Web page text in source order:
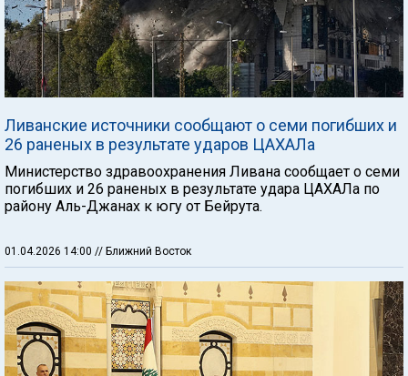
Ливанские источники сообщают о семи погибших и
26 раненых в результате ударов ЦАХАЛа
Министерство здравоохранения Ливана сообщает о семи
погибших и 26 раненых в результате удара ЦАХАЛа по
району Аль-Джанах к югу от Бейрута.
01.04.2026 14:00 // Ближний Восток